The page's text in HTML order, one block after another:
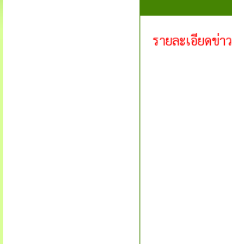
รายละเอียดข่าว